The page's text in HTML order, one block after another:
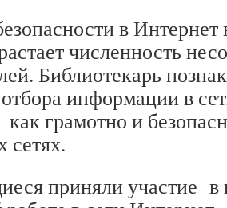
в Интернет
численность
Библиотекарь
информации в
грамотно и
сетях.
приняли участие в